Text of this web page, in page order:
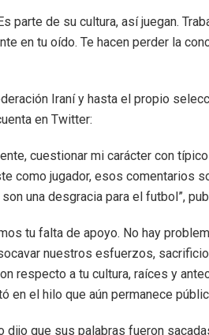
parte de su cultura, así juegan.
en tu oído. Te hacen perder la
Iraní y hasta el propio
en Twitter:
cuestionar mi carácter con
como jugador, esos comentarios
una desgracia para el futbol”,
tu falta de apoyo. No hay
nuestros esfuerzos,
respecto a tu cultura, raíces y
en el hilo que aún permanece
dijo que sus palabras fueron